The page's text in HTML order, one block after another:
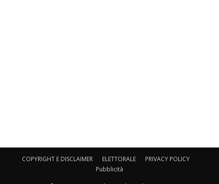
COPYRIGHT E DISCLAIMER ELETTORALE
PRIVACY POLICY
Pubblicità